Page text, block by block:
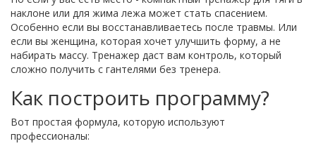
наклоне или для жима лежа может стать спасением.
Особенно если вы восстанавливаетесь после травмы. Или
если вы женщина, которая хочет улучшить форму, а не
набирать массу. Тренажер даст вам контроль, который
сложно получить с гантелями без тренера.
Как построить программу?
Вот простая формула, которую используют
профессионалы: